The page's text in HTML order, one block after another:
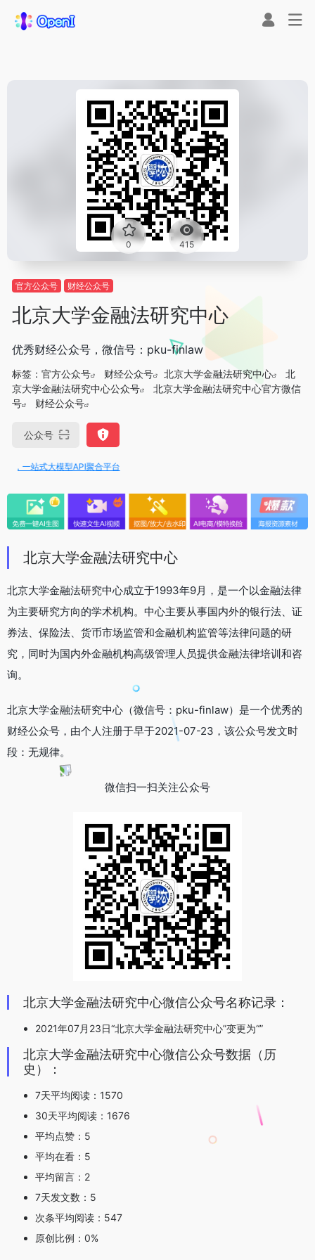
0 415
官方公众号 财经公众号
北京大学金融法研究中心
优秀财经公众号，微信号：pku-finlaw
标签： 官方公众号 财经公众号 北京大学金融法研究中心
北
京大学金融法研究中心公众号
北京大学金融法研究中心官方微信
号
财经公众号
公众号
站式大模型API聚合平台
北京大学金融法研究中心
北京大学金融法研究中心成立于1993年9月，是一个以金融法律
为主要研究方向的学术机构。中心主要从事国内外的银行法、证
券法、保险法、货币市场监管和金融机构监管等法律问题的研
究，同时为国内外金融机构高级管理人员提供金融法律培训和咨
询。
北京大学金融法研究中心（微信号：pku-finlaw）是一个优秀的
财经公众号，由个人注册于早于2021-07-23，该公众号发文时
段：无规律。
微信扫一扫关注公众号
北京大学金融法研究中心微信公众号名称记录：
2021年07月23日“北京大学金融法研究中心”变更为“”
北京大学金融法研究中心微信公众号数据（历
史）：
7天平均阅读：1570
30天平均阅读：1676
平均点赞：5
平均在看：5
平均留言：2
7天发文数：5
次条平均阅读：547
原创比例：0%